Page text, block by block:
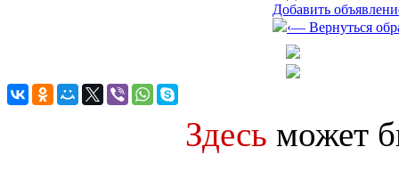
Добавить
‹— Вернуться
Здесь может